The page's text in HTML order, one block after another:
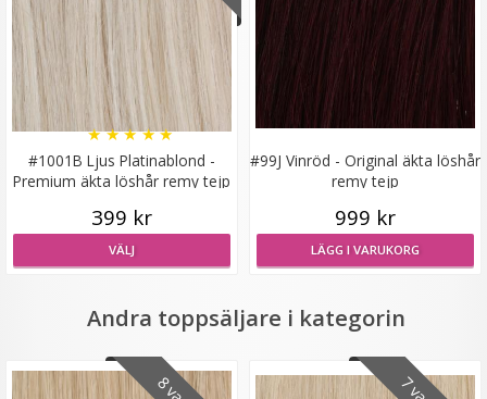
Diadem med fläta Svart
#1001B Ljus Platinablond -
Premium äkta löshår remy tejp
★★★★★
399 kr
VÄLJ
#99J Vinröd - Original äkta löshår
remy tejp
999 kr
LÄGG I VARUKORG
Andra toppsäljare i kategorin